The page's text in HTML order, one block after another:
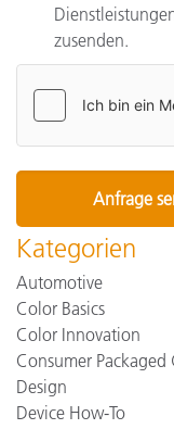
zusenden.
Kategorien
Automotive
Color Basics
Color Innovation
Consumer Packaged
Design
Device How-To